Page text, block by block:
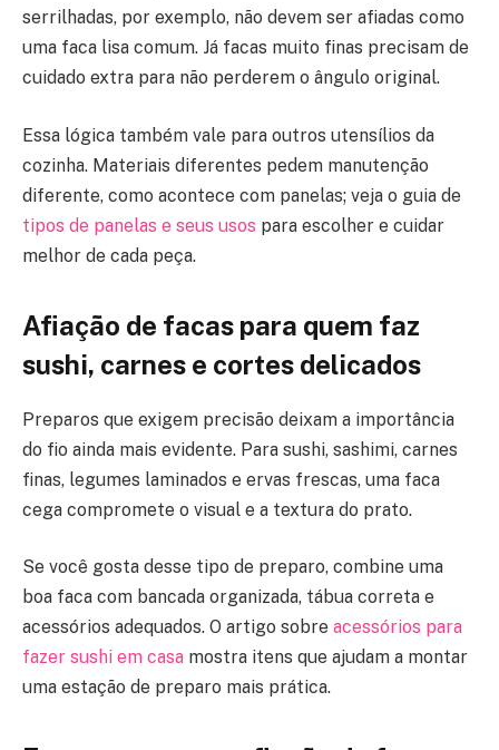
serrilhadas, por exemplo, não devem ser afiadas como
uma faca lisa comum. Já facas muito finas precisam de
cuidado extra para não perderem o ângulo original.
Essa lógica também vale para outros utensílios da
cozinha. Materiais diferentes pedem manutenção
diferente, como acontece com panelas; veja o guia de
tipos de panelas e seus usos para escolher e cuidar
melhor de cada peça.
Afiação de facas para quem faz
sushi, carnes e cortes delicados
Preparos que exigem precisão deixam a importância
do fio ainda mais evidente. Para sushi, sashimi, carnes
finas, legumes laminados e ervas frescas, uma faca
cega compromete o visual e a textura do prato.
Se você gosta desse tipo de preparo, combine uma
boa faca com bancada organizada, tábua correta e
acessórios adequados. O artigo sobre acessórios para
fazer sushi em casa mostra itens que ajudam a montar
uma estação de preparo mais prática.